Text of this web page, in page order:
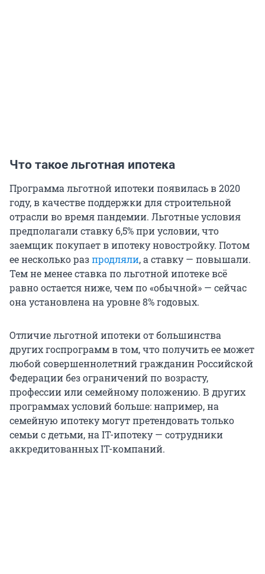
Что такое льготная ипотека
Программа льготной ипотеки появилась в 2020
году, в качестве поддержки для строительной
отрасли во время пандемии. Льготные условия
предполагали ставку 6,5% при условии, что
заемщик покупает в ипотеку новостройку. Потом
ее несколько разпродляли, а ставку — повышали.
Тем не менее ставка по льготной ипотеке всё
равно остается ниже, чем по «обычной» — сейчас
она установлена на уровне 8% годовых.
Отличие льготной ипотеки от большинства
других госпрограмм в том, что получить ее может
любой совершеннолетний гражданин Российской
Федерации без ограничений по возрасту,
профессии или семейному положению. В других
программах условий больше: например, на
семейную ипотеку могут претендовать только
семьи с детьми, на IT-ипотеку — сотрудники
аккредитованных IT-компаний.